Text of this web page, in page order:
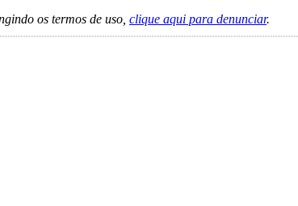
os termos de uso, clique aqui para denunciar.